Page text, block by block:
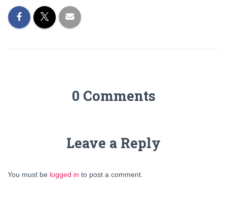
0 Comments
Leave a Reply
You must be logged in to post a comment.